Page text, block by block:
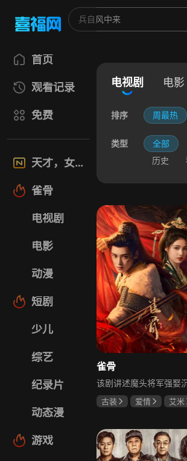
首页
观看记录
免费
天才，女友
雀骨
电视剧
电影
动漫
短剧
少儿
综艺
纪录片
动态漫
游戏
电视剧 电影
排序 周最热
类型 全部
历史
雀骨
古装 爱情
艾米